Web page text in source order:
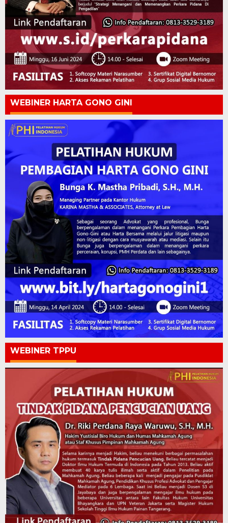
WEBINER HARTA GONO GINI
WEBINER TPPU